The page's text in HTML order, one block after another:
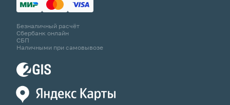
Безналичный расчёт
Сбербанк онлайн
СБП
Наличными при самовывозе